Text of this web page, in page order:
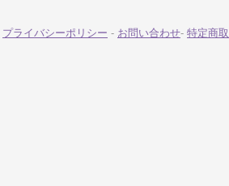
プライバシーポリシー - お問い合わせ- 特定商